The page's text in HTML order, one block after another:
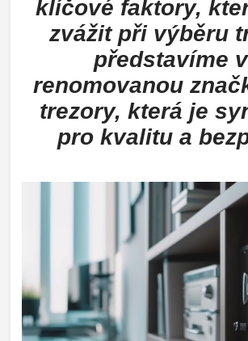
klíčové faktory,
zvážit při výběru
představíme
renomovanou
trezory, která je
pro kvalitu a